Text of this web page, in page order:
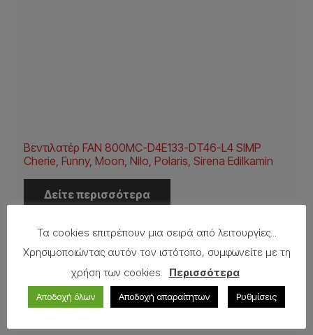
Βεντιλατέρ FAN 800MC-D4E133-DT46-L4 SIMP
Cherie, Funny, Moon, Nilo, Polaris, Sirena Edilkamin
Δείτε περισσότερα
Τα cookies επιτρέπουν μια σειρά από λειτουργίες...
Χρησιμοποιώντας αυτόν τον ιστότοπο, συμφωνείτε με τη
χρήση των cookies. Περισσότερα
Αποδοχή όλων Αποδοχή απαραίτητων Ρυθμίσεις